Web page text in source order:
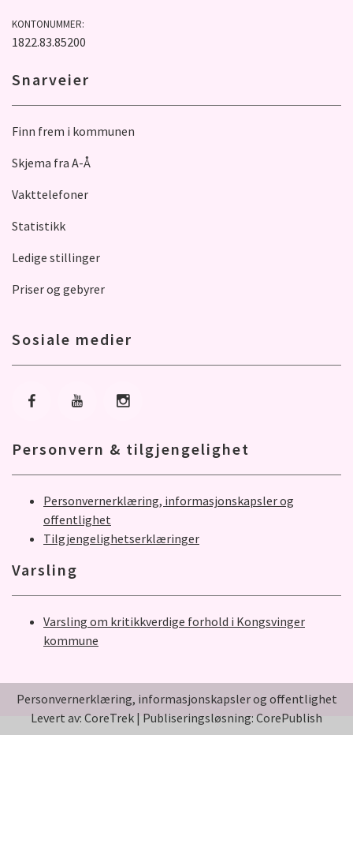
KONTONUMMER:
1822.83.85200
Snarveier
Finn frem i kommunen
Skjema fra A-Å
Vakttelefoner
Statistikk
Ledige stillinger
Priser og gebyrer
Sosiale medier
Gå til Facebook
Gå til YoutubeGå til Instagram
Personvern & tilgjengelighet
Personvernerklæring, informasjonskapsler og
offentlighet
Tilgjengelighetserklæringer
Varsling
Varsling om kritikkverdige forhold i Kongsvinger
kommune
Personvernerklæring, informasjonskapsler og offentlighet
Levert av: CoreTrek | Publiseringsløsning: CorePublish